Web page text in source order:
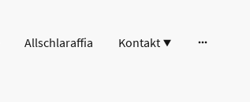
Allschlaraffia Kontakt